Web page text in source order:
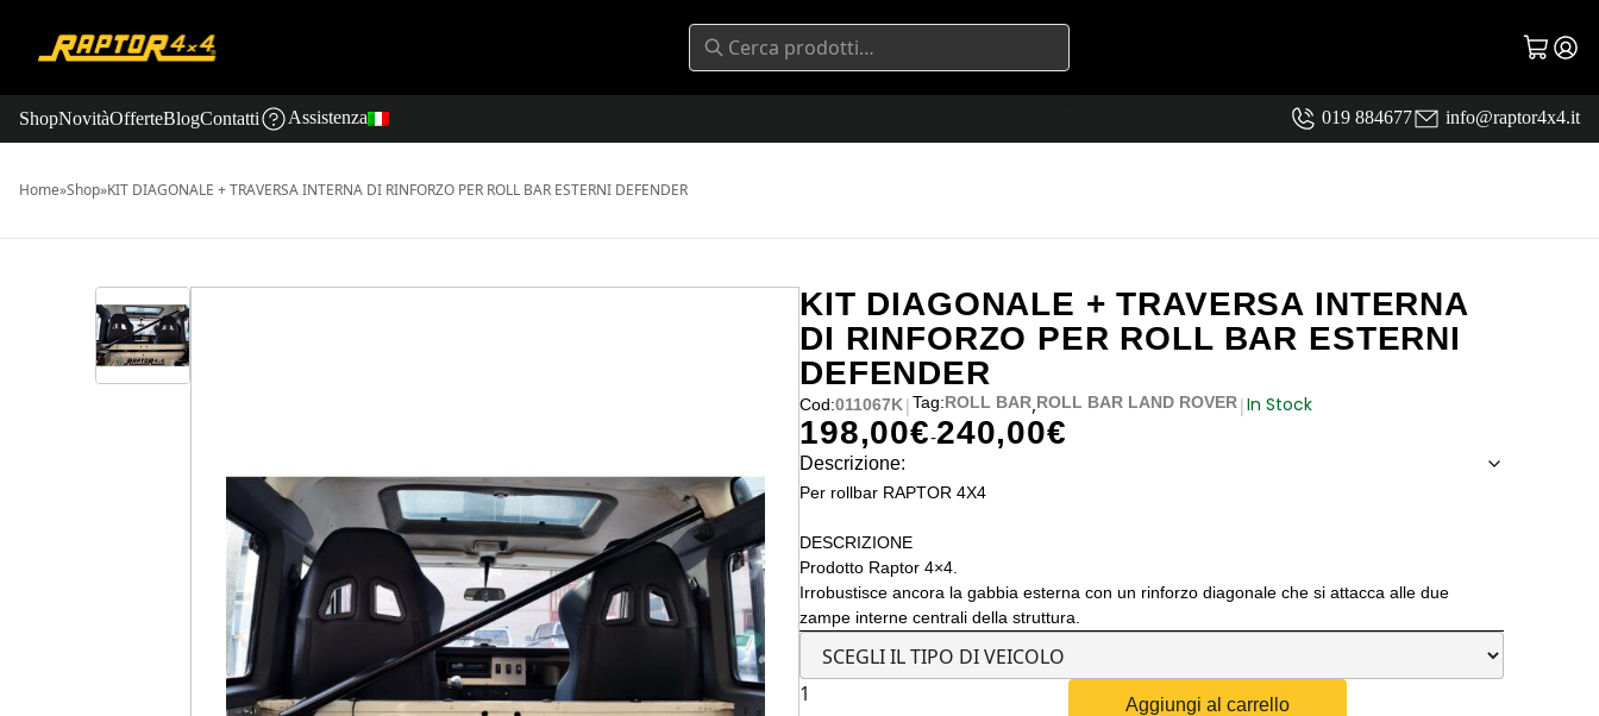
ShopNovitàOfferteBlogContatti Assistenza 019 884677 info@raptor4x4.it
Home»Shop»KIT DIAGONALE + TRAVERSA INTERNA DI RINFORZO PER ROLL BAR ESTERNI DEFENDER
KIT DIAGONALE + TRAVERSA INTERNA
DI RINFORZO PER ROLL BAR ESTERNI
DEFENDER
Cod:011067K|Tag:ROLL BAR,ROLL BAR LAND ROVER|In Stock
198,00€-240,00€
Fascia di prezzo: da 198,00€ a 240,00€
Descrizione:
Per rollbar RAPTOR 4X4
DESCRIZIONE
Prodotto Raptor 4×4.
Irrobustisce ancora la gabbia esterna con un rinforzo diagonale che si attacca alle due
zampe interne centrali della struttura.
KIT
Aggiungi al carrello